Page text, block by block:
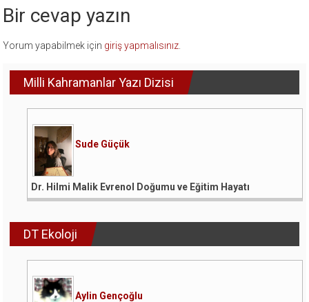
Bir cevap yazın
Yorum yapabilmek için giriş yapmalısınız
Milli Kahramanlar Yazı Dizisi
Sude Güçük
Dr. Hilmi Malik Evrenol Doğumu ve Eğitim Hayatı
DT Ekoloji
Aylin Gençoğlu